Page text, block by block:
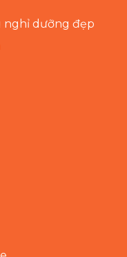
nghỉ dưỡng đẹp